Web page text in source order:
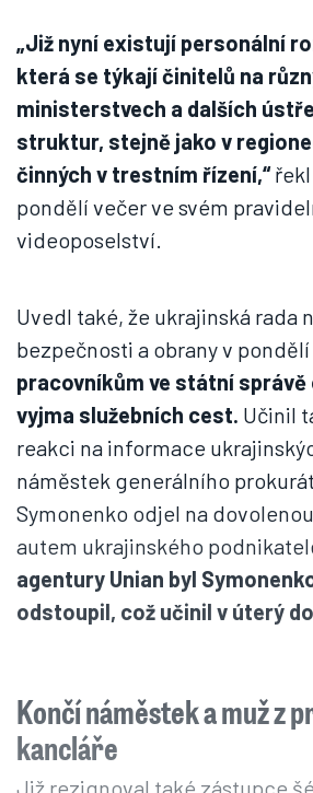
„Již nyní existují personální
která se týkají činitelů na
ministerstvech a dalších
struktur, stejně jako v
činných v trestním řízení,“řekl
pondělí večer ve svém
videoposelství.
Uvedl také, že ukrajinská rada
bezpečnosti a obrany v pondělí
pracovníkům ve státní správě
vyjma služebních cest. Učinil
reakci na informace
náměstek generálního
Symonenko odjel na
autem ukrajinského
agentury Unian byl
odstoupil, což učinil v úterý
Končí náměstek a muž z
kancláře
Již rezignoval také zástupce